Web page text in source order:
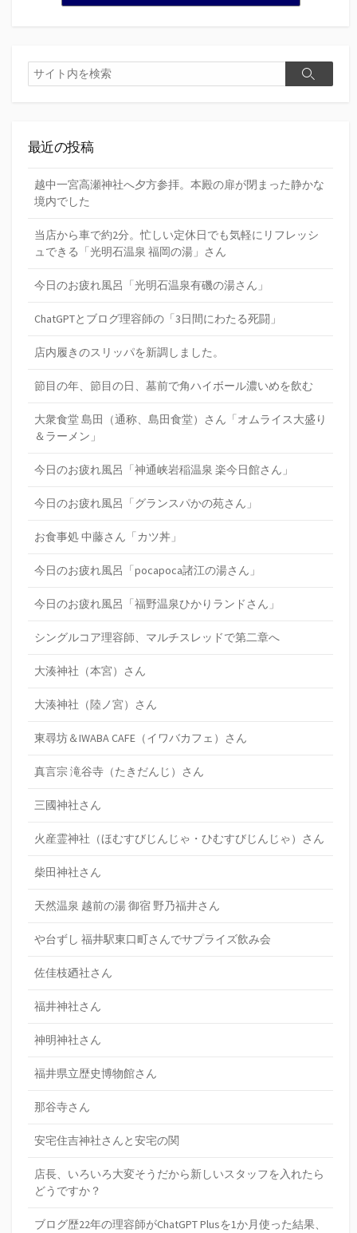
検
索
検
最近の投稿
越中一宮高瀬神社へ夕方参拝。本殿の扉が閉まった静かな
境内でした
当店から車で約2分。忙しい定休日でも気軽にリフレッシ
ュできる「光明石温泉 福岡の湯」さん
今日のお疲れ風呂「光明石温泉有磯の湯さん」
ChatGPTとブログ理容師の「3日間にわたる死闘」
店内履きのスリッパを新調しました。
節目の年、節目の日、墓前で角ハイボール濃いめを飲む
大衆食堂 島田（通称、島田食堂）さん「オムライス大盛り
＆ラーメン」
今日のお疲れ風呂「神通峡岩稲温泉 楽今日館さん」
今日のお疲れ風呂「グランスパかの苑さん」
お食事処 中藤さん「カツ丼」
今日のお疲れ風呂「pocapoca諸江の湯さん」
今日のお疲れ風呂「福野温泉ひかりランドさん」
シングルコア理容師、マルチスレッドで第二章へ
大湊神社（本宮）さん
大湊神社（陸ノ宮）さん
東尋坊＆IWABA CAFE（イワバカフェ）さん
真言宗 滝谷寺（たきだんじ）さん
三國神社さん
火産霊神社（ほむすびじんじゃ・ひむすびじんじゃ）さん
柴田神社さん
天然温泉 越前の湯 御宿 野乃福井さん
や台ずし 福井駅東口町さんでサプライズ飲み会
佐佳枝廼社さん
福井神社さん
神明神社さん
福井県立歴史博物館さん
那谷寺さん
安宅住吉神社さんと安宅の関
店長、いろいろ大変そうだから新しいスタッフを入れたら
どうですか？
ブログ歴22年の理容師がChatGPT Plusを1か月使った結果、